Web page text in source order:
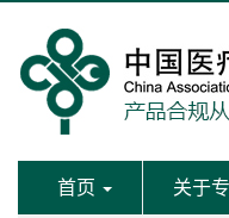
首页 关于